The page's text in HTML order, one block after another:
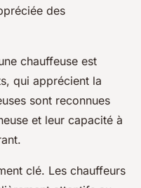
des
chauffeuse est
qui apprécient la
sont reconnues
et leur capacité à
clé. Les chauffeurs